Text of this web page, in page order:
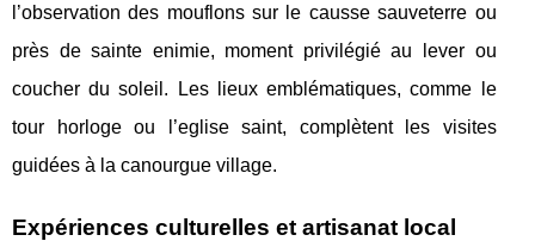
l’observation des mouflons sur le causse sauveterre ou
près de sainte enimie, moment privilégié au lever ou
coucher du soleil. Les lieux emblématiques, comme le
tour horloge ou l’eglise saint, complètent les visites
guidées à la canourgue village.
Expériences culturelles et artisanat local